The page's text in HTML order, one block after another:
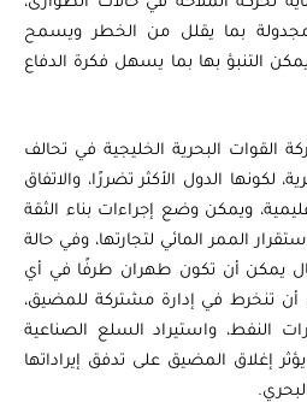
بما يقلل من الخطر ويسمح
التنبؤ بها بما يسهل فكرة الدفاع
البحرية الخليجية في تحالف
لكونها الدول الأكثر تضررًا، والاتفاق
ويمكن وضع إجراءات بناء الثقة
الممر المائي لتجارتها، وفي حالة
يمكن أن تكون طهران طرفًا في أي
تنخرط في إدارة مشتركة للمضيق،
واستيراد السلع الصناعية
إغلاق المضيق على تدفق إيراداتها